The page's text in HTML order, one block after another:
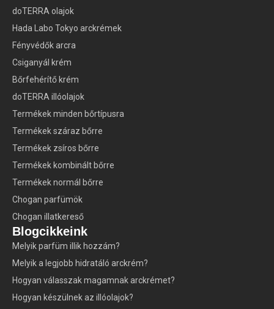
doTERRA olajok
Hada Labo Tokyo arckrémek
Fényvédők arcra
Csiganyál krém
Bőrfehérítő krém
doTERRA illóolajok
Termékek minden bőrtípusra
Termékek száraz bőrre
Termékek zsíros bőrre
Termékek kombinált bőrre
Termékek normál bőrre
Chogan parfümök
Chogan illatkereső
Blogcikkeink
Melyik parfüm illik hozzám?
Melyik a legjobb hidratáló arckrém?
Hogyan válasszak magamnak arckrémet?
Hogyan készülnek az illóolajok?